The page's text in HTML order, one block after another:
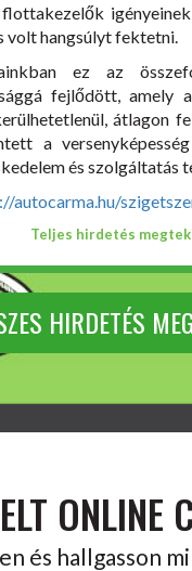
volt hangsúlyt fektetni.
ez az
fejlődött, amely
átlagon
a
és szolgáltatás
autocarma.hu/
Teljes hirdetés
HIRDETÉS
ONLINE
és hallgasson